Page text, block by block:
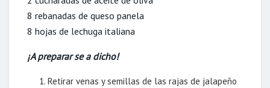
8 rebanadas de queso panela
8 hojas de lechuga italiana
¡A preparar se a dicho!
Retirar venas y semillas de las rajas de jalapeño